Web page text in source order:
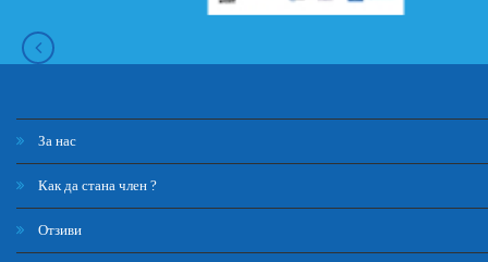
За нас
Как да стана член ?
Отзиви